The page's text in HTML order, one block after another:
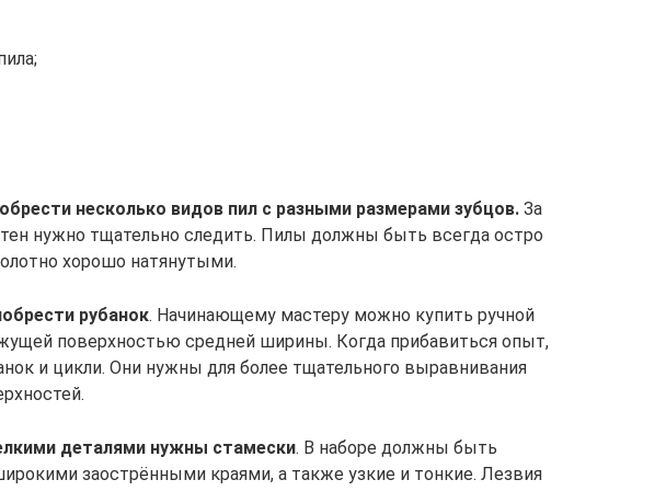
несколько видов пил с разными размерами зубцов. За
нужно тщательно следить. Пилы должны быть всегда остро
хорошо натянутыми.
рубанок. Начинающему мастеру можно купить ручной
поверхностью средней ширины. Когда прибавиться опыт,
и цикли. Они нужны для более тщательного выравнивания
деталями нужны стамески. В наборе должны быть
заострёнными краями, а также узкие и тонкие. Лезвия